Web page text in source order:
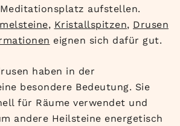
aufstellen.
, Kristallspitzen, Drusen
eignen sich dafür gut.
haben in der
besondere Bedeutung. Sie
für Räume verwendet und
andere Heilsteine energetisch